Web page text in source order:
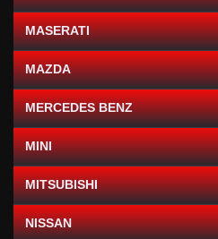
MASERATI
MAZDA
MERCEDES BENZ
MINI
MITSUBISHI
NISSAN